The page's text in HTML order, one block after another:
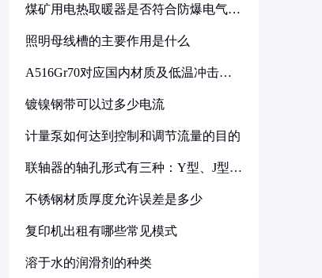
煤矿用电热取暖器是否符合防爆电气设
照明母线槽的主要作用是什么
A516Gr70对应国内材质及低温冲击要
镀镍钢带可以过多少电流
计量泵如何达到控制和调节流量的目的
联轴器的轴孔形式有三种：Y型、J型、
不锈钢材质厚度允许误差是多少
复印机出租有哪些常见模式
溶于水的润滑剂的种类